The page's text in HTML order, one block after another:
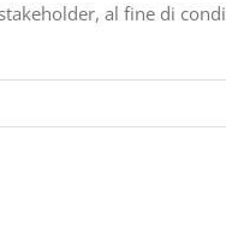
al fine di